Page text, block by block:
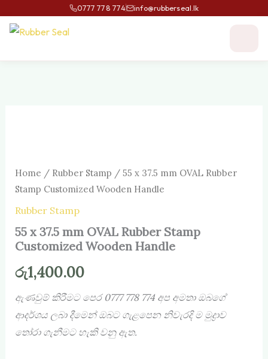
0777 778 774 info@rubberseal.lk
Home / Rubber Stamp / 55 x 37.5 mm OVAL Rubber
Stamp Customized Wooden Handle
Rubber Stamp
55 x 37.5 mm OVAL Rubber Stamp
Customized Wooden Handle
රු1,400.00
ඇණවුම් කිරීමට පෙර 0777 778 774අප අමතා ඔබගේ
ආදර්ශය ලබා දීමෙන් ඔබට ගැළපෙන නිවැරදි ම මුද්‍රාව
තෝරා ගැනීමට හැකි වනු ඇත.
Rubber
Stamp
Wooden
quantity